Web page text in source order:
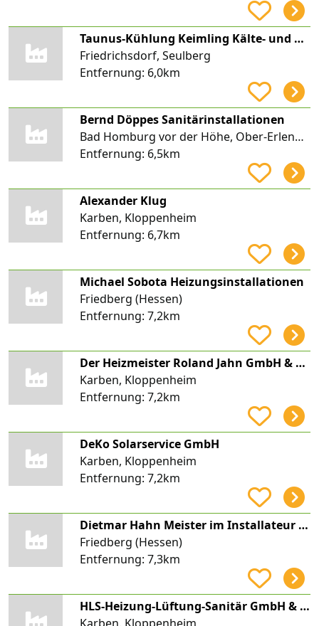
Taunus-Kühlung Keimling Kälte- und Klimatechnik GmbH
Friedrichsdorf, Seulberg
Entfernung: 6,0km
Bernd Döppes Sanitärinstallationen
Bad Homburg vor der Höhe, Ober-Erlenbach
Entfernung: 6,5km
Alexander Klug
Karben, Kloppenheim
Entfernung: 6,7km
Michael Sobota Heizungsinstallationen
Friedberg (Hessen)
Entfernung: 7,2km
Der Heizmeister Roland Jahn GmbH & Co. KG
Karben, Kloppenheim
Entfernung: 7,2km
DeKo Solarservice GmbH
Karben, Kloppenheim
Entfernung: 7,2km
Dietmar Hahn Meister im Installateur und Heizungsbauer-Handwerk
Friedberg (Hessen)
Entfernung: 7,3km
HLS-Heizung-Lüftung-Sanitär GmbH & Co. KG